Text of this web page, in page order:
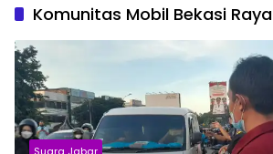
Komunitas Mobil Bekasi Raya
Suara Jabar